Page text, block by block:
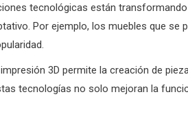
tecnológicas están
Por ejemplo, los muebles que se
3D permite la creación de
tecnologías no solo mejoran la